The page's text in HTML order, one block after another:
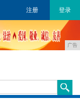
注册 登录
广告